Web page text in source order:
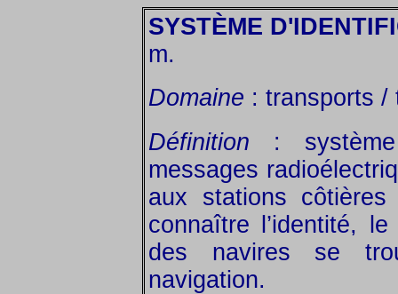
SYSTÈME
m.
Domaine : transports /
Définition : système
messages
aux stations
connaître l’identité,
des navires se
navigation.